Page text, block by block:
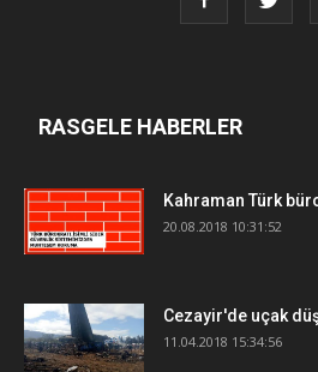
RASGELE HABERLER
Kahraman Türk
20.08.2018 10:31:52
Cezayir'de uçak
11.04.2018 15:34:56